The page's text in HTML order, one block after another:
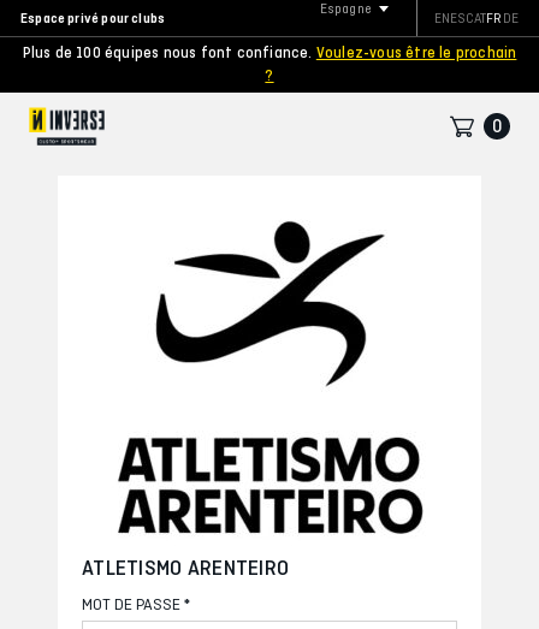
Espace privé pour clubs
Plus de 100 équipes nous font confiance. Voulez-vous être le prochain
?
Espagne
ENESCATFR DE
0
ATLETISMO ARENTEIRO
MOT DE PASSE *